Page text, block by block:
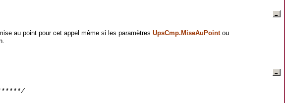
au point pour cet appel même si les paramètres UpsCmp.MiseAuPointou